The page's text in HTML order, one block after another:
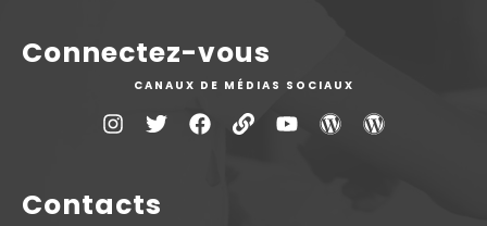
Connectez-vous
CANAUX DE MÉDIAS SOCIAUX
Contacts